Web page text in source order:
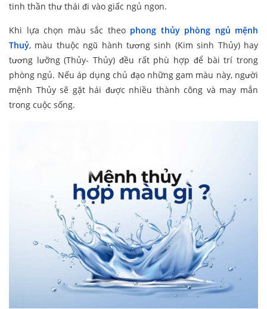
tinh thần thư thái đi vào giấc ngủ ngon.
Khi lựa chọn màu sắc theo phong thủy phòng ngủ mệnh
Thuỷ, màu thuộc ngũ hành tương sinh (Kim sinh Thủy) hay
tương lưỡng (Thủy- Thủy) đều rất phù hợp để bài trí trong
phòng ngủ. Nếu áp dụng chủ đạo những gam màu này, người
mệnh Thủy sẽ gặt hái được nhiều thành công và may mắn
trong cuộc sống.